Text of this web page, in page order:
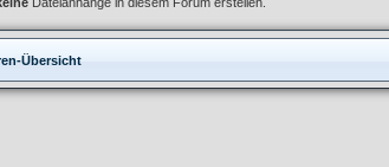
Übersicht